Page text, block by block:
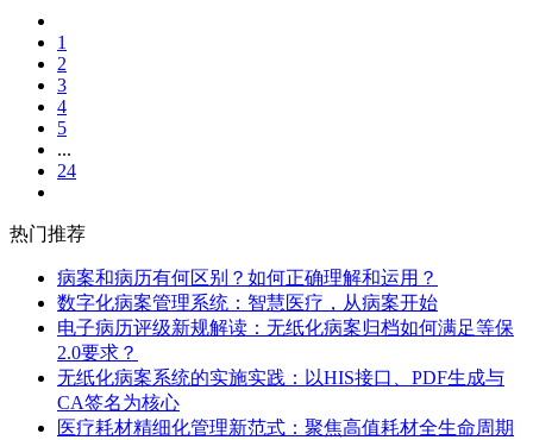
1
2
3
4
5
...
24
热门推荐
病案和病历有何区别？如何正确理解和运用？
数字化病案管理系统：智慧医疗，从病案开始
电子病历评级新规解读：无纸化病案归档如何满足等保
2.0要求？
无纸化病案系统的实施实践：以HIS接口、PDF生成与
CA签名为核心
医疗耗材精细化管理新范式：聚焦高值耗材全生命周期